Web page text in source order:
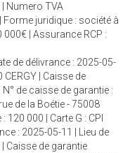
| Numero TVA
juridique : société à
| Assurance RCP :
de délivrance : 2025-05-
| Caisse de
N° de caisse de garantie :
de la Boétie - 75008
120 000 | Carte G : CPI
: 2025-05-11 | Lieu de
Caisse de garantie